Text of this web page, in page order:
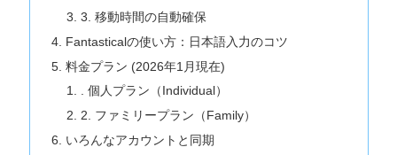
3. 移動時間の自動確保
Fantasticalの使い方：日本語入力のコツ
料金プラン (2026年1月現在)
. 個人プラン（Individual）
2. ファミリープラン（Family）
いろんなアカウントと同期